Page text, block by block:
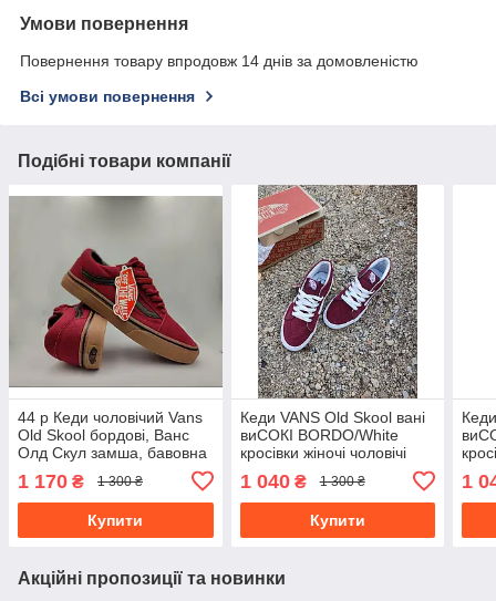
Умови повернення
Повернення товару впродовж 14 днів за домовленістю
Всі умови повернення
Подібні товари компанії
44 р Кеди чоловічий Vans
Old Skool бордові, Ванс
Олд Скул замша, бавовна
1 170 ₴ 1 300 ₴
Купити
Кеди VANS Old Skool вані
виСОКІ BORDO/White
кросівки жіночі чоловічі
1 040₴ 1 300 ₴
Купити
1
Акційні пропозиції та новинки